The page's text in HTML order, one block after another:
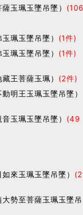
玉珮玉墜吊墜） (106
珮玉墜吊墜） (1件)
珮玉墜吊墜） (1件)
王菩薩玉珮） (2件)
明王玉珮玉墜吊墜）
玉珮玉墜吊墜） (49
來玉珮玉墜吊墜）
勢至菩薩玉珮玉墜吊